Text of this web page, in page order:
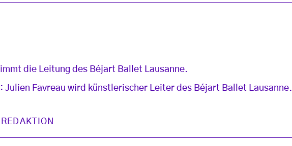
die Leitung des Béjart Ballet Lausanne.
Favreau wird künstlerischer Leiter des Béjart Ballet Lausanne.